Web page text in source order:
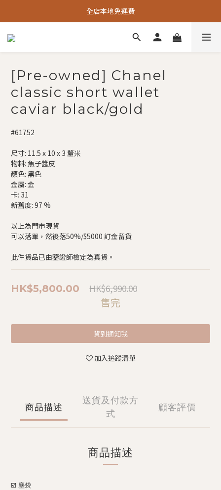
全店本地免運費
[Pre-owned] Chanel
classic short wallet
caviar black/gold
#61752
尺寸: 11.5 x 10 x 3 釐米
物料: 魚子醬皮
顏色: 黑色
金屬: 金
卡: 31
新舊度: 97 %
以上為門市現貨
可以落單，然後落50%/$5000 訂金留貨
此件貨品已由鑒證師檢定為真貨。
HK$5,800.00 HK$6,990.00
售完
貨到通知我
加入追蹤清單
商品描述
送貨及付款方
式
顧客評價
商品描述
☑️ 塵袋